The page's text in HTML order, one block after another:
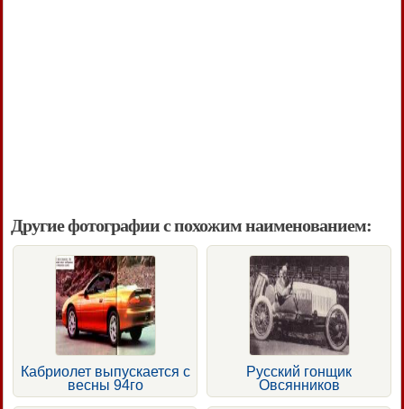
Другие фотографии с похожим наименованием:
Кабриолет выпускается с
весны 94го
Русский гонщик
Овсянников